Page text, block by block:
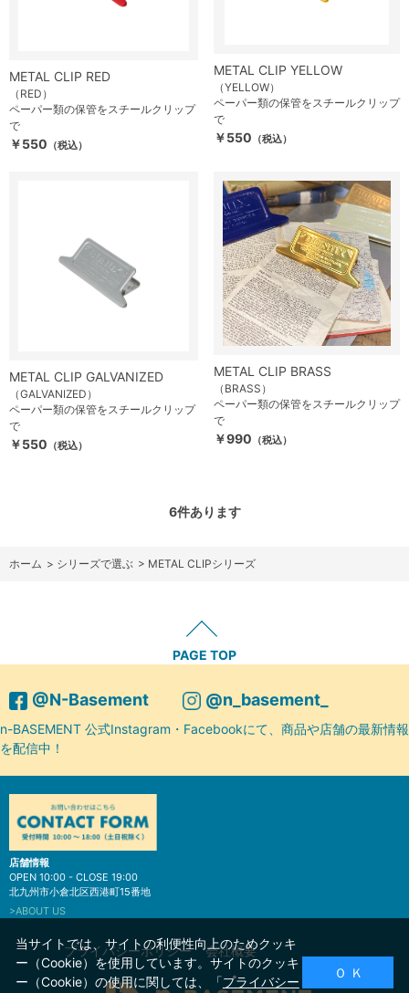
METAL CLIP RED
（RED）
ペーパー類の保管をスチールクリップ
で
￥550 （税込）
METAL CLIP YELLOW
（YELLOW）
ペーパー類の保管をスチールクリップ
で
￥550 （税込）
METAL CLIP GALVANIZED
（GALVANIZED）
ペーパー類の保管をスチールクリップ
で
￥550 （税込）
METAL CLIP BRASS
（BRASS）
ペーパー類の保管をスチールクリップ
で
￥990 （税込）
6件あります
ホーム > シリーズで選ぶ > METAL CLIPシリーズ
PAGE TOP
@N-Basement @n_basement_
n-BASEMENT 公式Instagram・Facebookにて、商品や店舗の最新情報
を配信中！
店舗情報
OPEN 10:00 - CLOSE 19:00
北九州市小倉北区西港町15番地
>ABOUT US
プライバシーポリシー 会社概要
当サイトでは、サイトの利便性向上のためクッキ
ー（Cookie）を使用しています。サイトのクッキ
ー（Cookie）の使用に関しては、「プライバシー
Ｏ Ｋ